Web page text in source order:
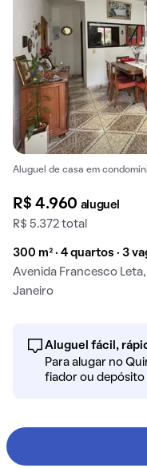
Aluguel de casa em
R$ 4.960 aluguel
R$ 5.372 total
300 m² · 4 quartos · 3
Avenida Francesco Leta,
Janeiro
Aluguel fácil,
Para alugar no
fiador ou